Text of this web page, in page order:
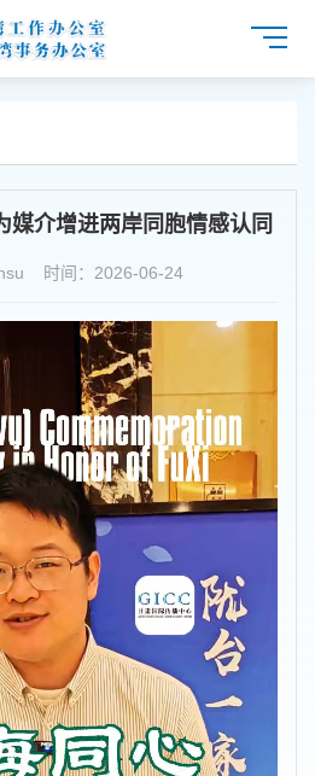
媒介增进两岸同胞情感认同
时间：2026-06-24